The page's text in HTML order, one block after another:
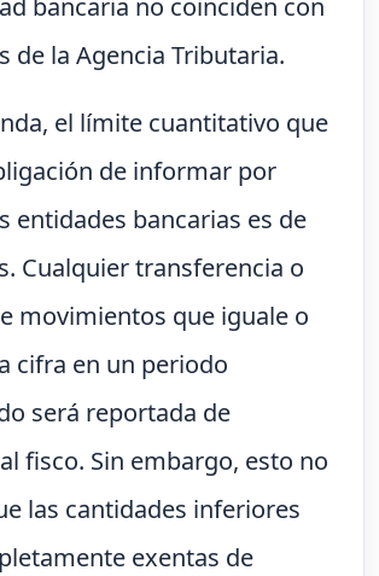
bancaria no coinciden con
de la Agencia Tributaria.
el límite cuantitativo que
de informar por
entidades bancarias es de
Cualquier transferencia o
movimientos que iguale o
cifra en un periodo
será reportada de
fisco. Sin embargo, esto no
las cantidades inferiores
exentas de